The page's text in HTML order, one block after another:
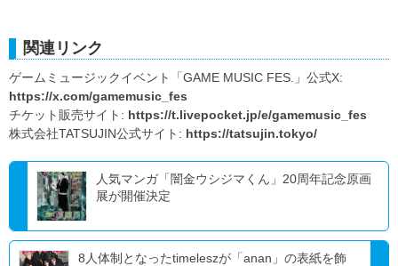
関連リンク
ゲームミュージックイベント「GAME MUSIC FES.」公式X:
https://x.com/gamemusic_fes
チケット販売サイト: https://t.livepocket.jp/e/gamemusic_fes
株式会社TATSUJIN公式サイト: https://tatsujin.tokyo/
人気マンガ「闇金ウシジマくん」20周年記念原画
展が開催決定
8人体制となったtimeleszが「anan」の表紙を飾